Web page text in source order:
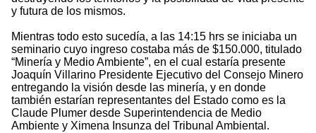
y futura de los mismos.
Mientras todo esto sucedía, a las 14:15 hrs se iniciaba un
seminario cuyo ingreso costaba más de $150.000, titulado
“Minería y Medio Ambiente”, en el cual estaría presente
Joaquín Villarino Presidente Ejecutivo del Consejo Minero
entregando la visión desde las minería, y en donde
también estarían representantes del Estado como es la
Claude Plumer desde Superintendencia de Medio
Ambiente y Ximena Insunza del Tribunal Ambiental.